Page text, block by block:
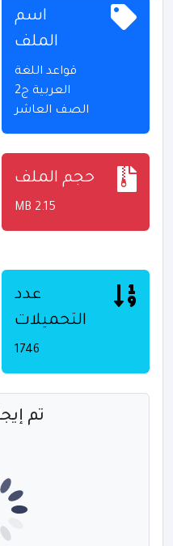
اسم
الملف
قواعد اللغة
العربية ج2
الصف العاشر
حجم الملف
2.15 MB
عدد
التحميلات
1746
تم